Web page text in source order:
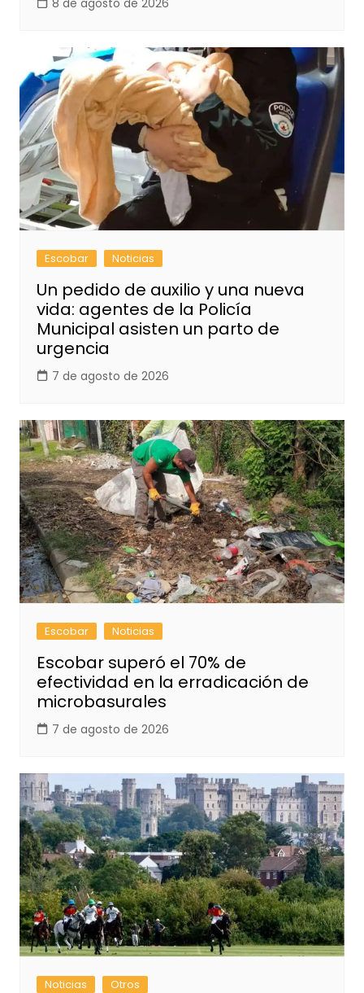
Escobar Noticias
Un pedido de auxilio y una nueva
vida: agentes de la Policía
Municipal asisten un parto de
urgencia
7 de agosto de 2026
Escobar Noticias
Escobar superó el 70% de
efectividad en la erradicación de
microbasurales
7 de agosto de 2026
Noticias Otros